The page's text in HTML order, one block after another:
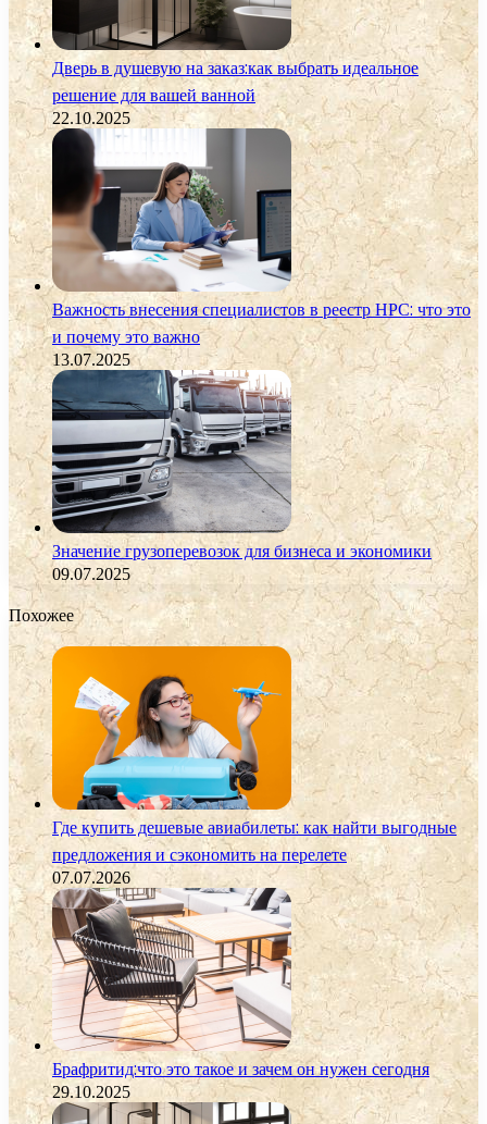
Дверь в душевую на заказ:как выбрать идеальное
решение для вашей ванной
22.10.2025
Важность внесения специалистов в реестр НРС: что это
и почему это важно
13.07.2025
Значение грузоперевозок для бизнеса и экономики
09.07.2025
Похожее
Где купить дешевые авиабилеты: как найти выгодные
предложения и сэкономить на перелете
07.07.2026
Брафритид:что это такое и зачем он нужен сегодня
29.10.2025